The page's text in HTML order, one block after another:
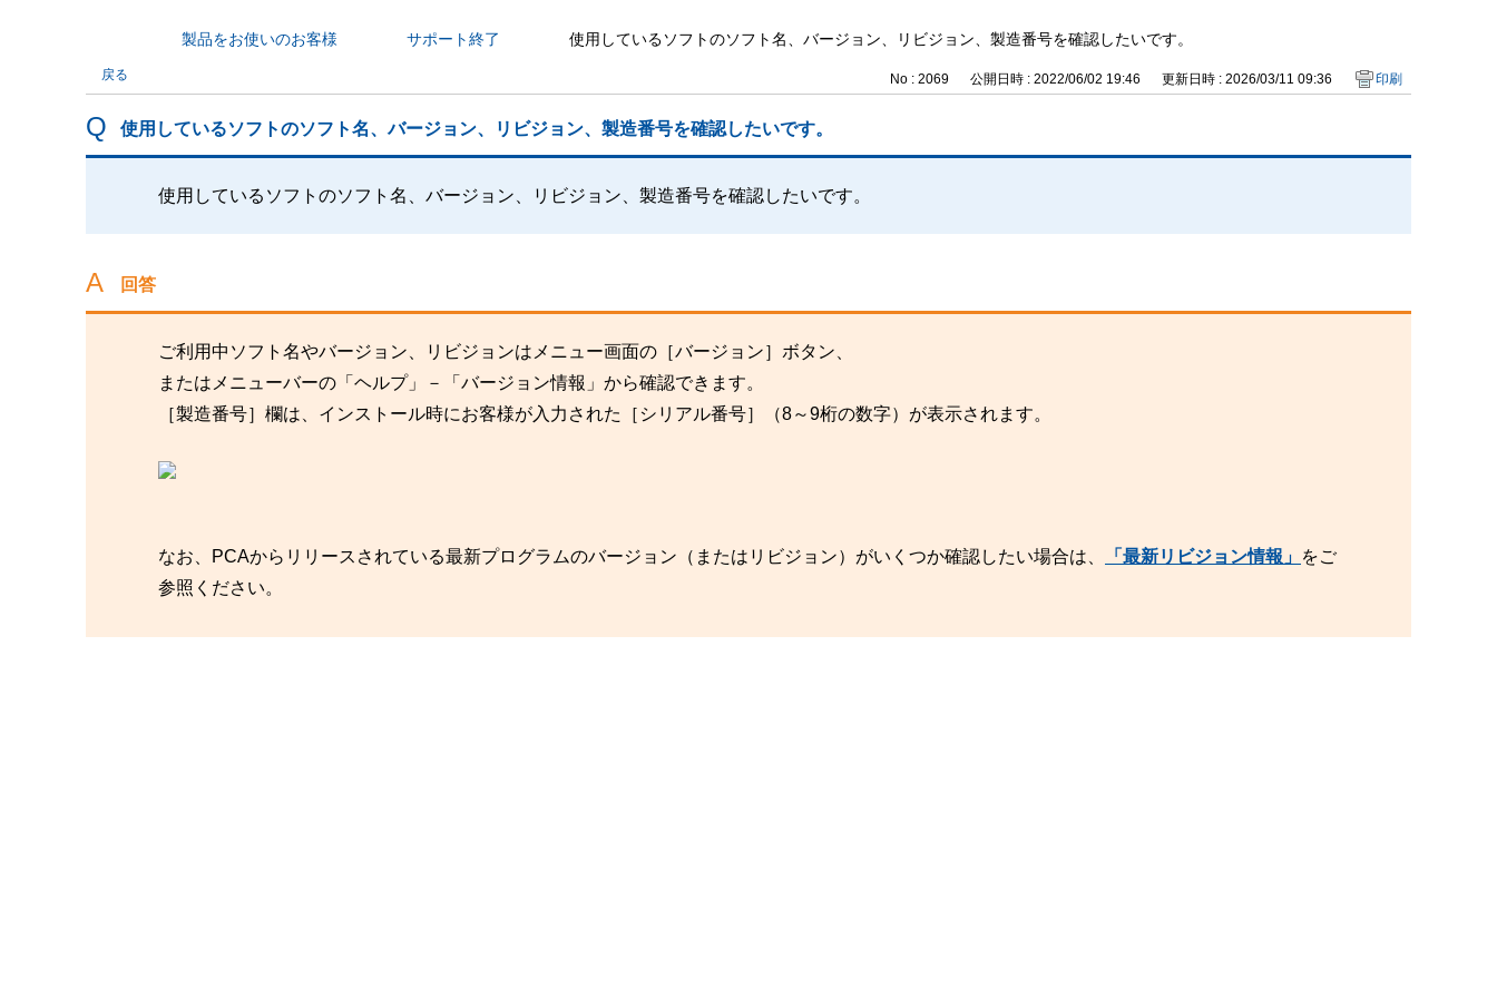
カテゴリから探す製品をお使いのお客様 サポート終了 使用しているソフトのソフト名、バージョン、リビジョン、製造番号を確認したいです。
戻る No : 2069 公開日時 : 2022/06/02 19:46 更新日時 : 2026/03/11 09:36 印刷
使用しているソフトのソフト名、バージョン、リビジョン、製造番号を確認したいです。
使用しているソフトのソフト名、バージョン、リビジョン、製造番号を確認したいです。
回答
ご利用中ソフト名やバージョン、リビジョンはメニュー画面の［バージョン］ボタン、
またはメニューバーの「ヘルプ」－「バージョン情報」から確認できます。
［製造番号］欄は、インストール時にお客様が入力された［シリアル番号］（8～9桁の数字）が表示されます。
なお、PCAからリリースされている最新プログラムのバージョン（またはリビジョン）がいくつか確認したい場合は、 「最新リビジョン情報」 をご
参照ください。